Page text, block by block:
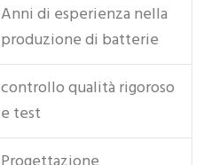
Anni di esperienza nella
produzione di batterie
controllo qualità rigoroso
e test